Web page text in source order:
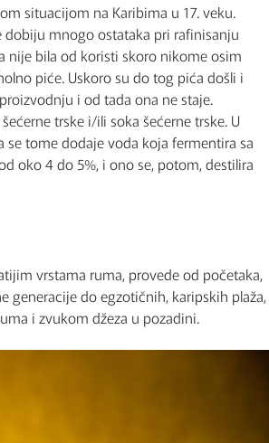
situacijom na Karibima u 17. veku.
dobiju mnogo ostataka pri rafinisanju
nije bila od koristi skoro nikome osim
piće. Uskoro su do tog pića došli i
i od tada ona ne staje.
trske i/ili soka šećerne trske. U
se tome dodaje voda koja fermentira sa
oko 4 do 5%, i ono se, potom, destilira
vrstama ruma, provede od početaka,
generacije do egzotičnih, karipskih plaža,
i zvukom džeza u pozadini.